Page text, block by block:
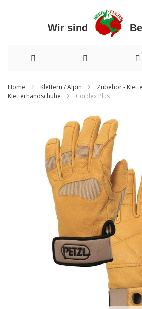
Wir sind
zum
Home Klettern / Alpin
Zubehör -
Kletterhandschuhe
Cordex Plus
Bildergalerie